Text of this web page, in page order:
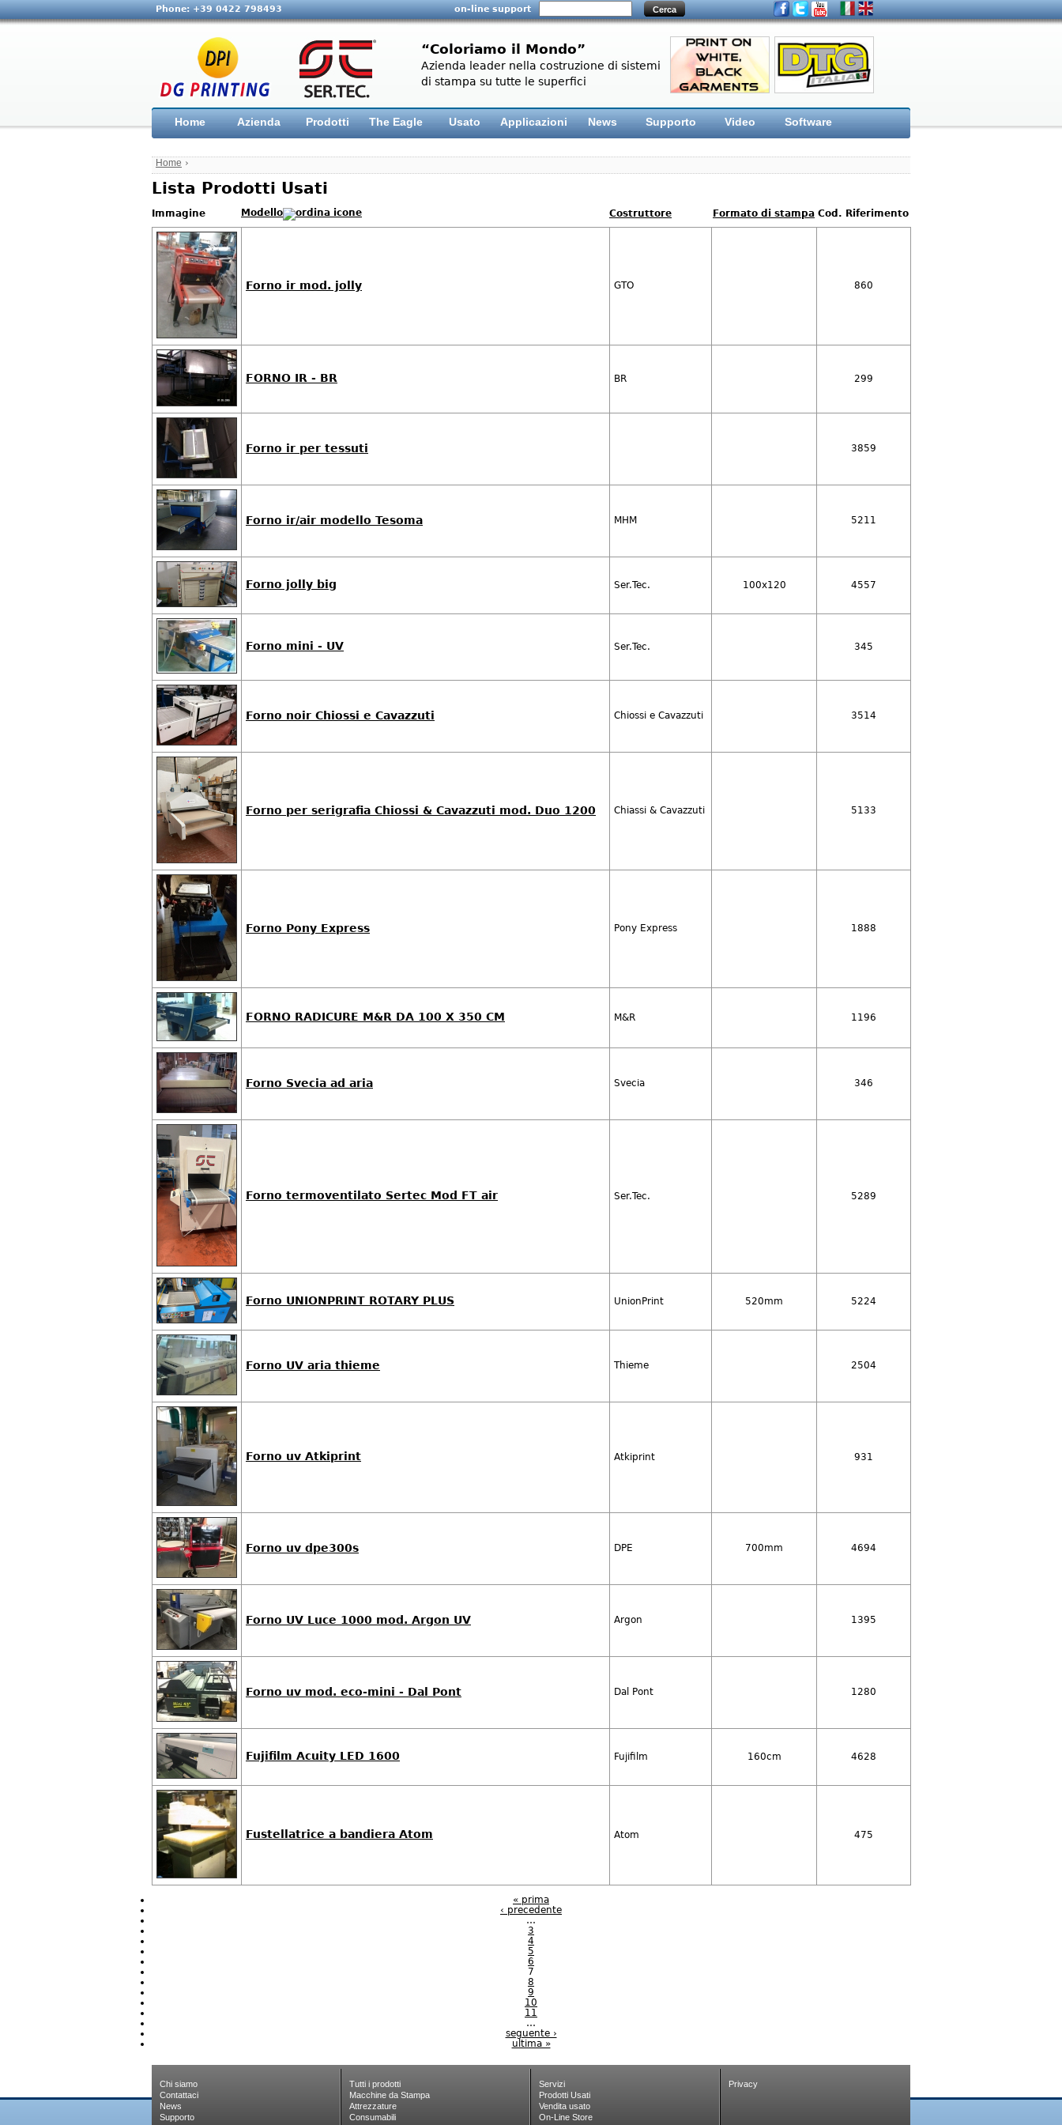
Phone: +39 0422 798493 on-line support
“Coloriamo il Mondo”
Azienda leader nella costruzione di sistemi
di stampa su tutte le superfici
Home Azienda Prodotti The Eagle Usato Applicazioni News Supporto Video Software
Home ›
Lista Prodotti Usati
Immagine Modello Costruttore Formato di stampa Cod. Riferimento
Forno ir mod. jolly GTO 860
FORNO IR - BR BR 299
Forno ir per tessuti 3859
Forno ir/air modello Tesoma MHM 5211
Forno jolly big Ser.Tec. 100x120 4557
Forno mini - UV Ser.Tec. 345
Forno noir Chiossi e Cavazzuti Chiossi e Cavazzuti 3514
Forno per serigrafia Chiossi & Cavazzuti mod. Duo 1200 Chiassi & Cavazzuti 5133
Forno Pony Express Pony Express 1888
FORNO RADICURE M&R DA 100 X 350 CM M&R 1196
Forno Svecia ad aria Svecia 346
Forno termoventilato Sertec Mod FT air Ser.Tec. 5289
Forno UNIONPRINT ROTARY PLUS UnionPrint 520mm 5224
Forno UV aria thieme Thieme 2504
Forno uv Atkiprint Atkiprint 931
Forno uv dpe300s DPE 700mm 4694
Forno UV Luce 1000 mod. Argon UV Argon 1395
Forno uv mod. eco-mini - Dal Pont Dal Pont 1280
Fujifilm Acuity LED 1600 Fujifilm 160cm 4628
Fustellatrice a bandiera Atom Atom 475
« prima
‹ precedente
…
3
4
5
6
7
8
9
10
11
…
seguente ›
ultima »
Chi siamo
Contattaci
News
Supporto
Tutti i prodotti
Macchine da Stampa
Attrezzature
Consumabili
Servizi
Prodotti Usati
Vendita usato
On-Line Store
Privacy